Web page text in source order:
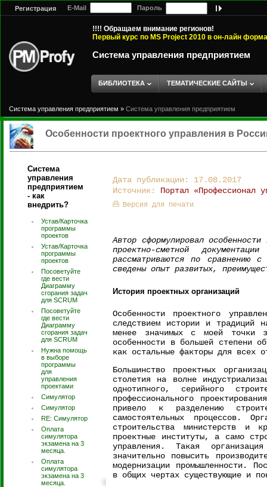
Регистрация E-Mail Пароль
!!!! Обращаем внимание регионов!
Первый курс по MS Project 2010 в он-лайн
Система управления предприятием
БИБЛИОТЕКА ТЕМАТИЧЕСКИЕ САЙТЫ
Система управления предприятием » Система управления предприятием
Особенности проектного управления в
Система
управления
предприятием
- как
внедрить?
Устав/Карточка
программы
проектов
Устав/Карточка
программы
проектов
Посоветуйте
где вести
Диаграмму
сгорания задач
для SCRUM
Посоветуйте
где вести
Диаграмму
сгорания задач
для SCRUM
Нужна помощь
в выборе
программы
для
управления
проектами
Симулятор
Симулятор
RE: Симулятор
Оплата
симулятора
экзамена на 3
месяца.
Оплата
симулятора
экзамена на 3
месяца.
Дата публикации: 17.08.2017
Источник: Портал «Профессионал
Версия для печати
Автор сформулировал
проектно-сметной
рассматриваются по сравнению
сведены опыт развитых,
История проектных организаций
Особенности проектного
следствием истории и традиций
менее значимых с моей точки
особенности в большей степени
как остальные факторы для всех
Большинство проектных
столетия на волне
однотипного, серийного
профессионального
привело к разделению
самостоятельных процессов.
строительства министерств и
проектные институты, а само
управления. Такая
значительно повысить
модернизации промышленности.
в общих чертах существующие и